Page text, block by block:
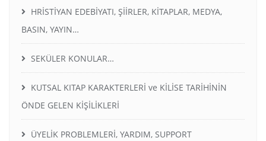
HRİSTİYAN EDEBİYATI, ŞİİRLER, KİTAPLAR, MEDYA,
BASIN, YAYIN…
SEKÜLER KONULAR…
KUTSAL KITAP KARAKTERLERİ ve KİLİSE TARİHİNİN
ÖNDE GELEN KİŞİLİKLERİ
ÜYELİK PROBLEMLERİ, YARDIM, SUPPORT